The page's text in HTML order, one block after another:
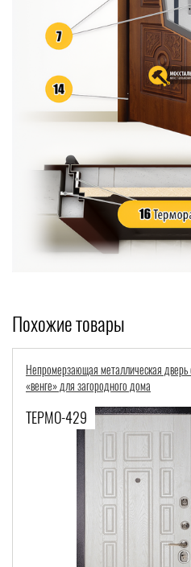
Похожие товары
Непромерзающая входная
ТЕРМО-419